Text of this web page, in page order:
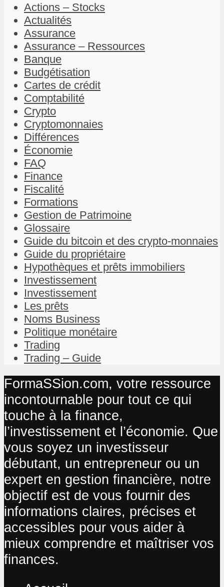
Actions – Stocks
Actualités
Assurance
Assurance – Ressources
Banque
Budgétisation
Cartes de crédit
Comptabilité
Crypto
Cryptomonnaies
Différences
Économie
FAQ
Finance
Fiscalité
Formations
Gestion de Patrimoine
Glossaire
Guide du bitcoin et des crypto-monnaies
Guide du propriétaire
Hypothèques et prêts immobiliers
Investissement
Investissement
Les prêts
Noms Business
Politique monétaire
Trading
Trading – Guide
FormaSSion.com, votre ressource
incontournable pour tout ce qui
touche à la finance,
l’investissement et l’économie. Que
vous soyez un investisseur
débutant, un entrepreneur ou un
expert en gestion financière, notre
objectif est de vous fournir des
informations claires, précises et
accessibles pour vous aider à
mieux comprendre et maîtriser vos
finances.